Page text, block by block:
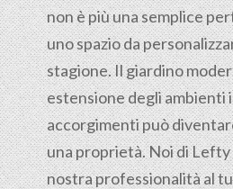
non è più una semplice
uno spazio da
stagione. Il giardino
estensione degli ambienti
accorgimenti può
una proprietà. Noi di
nostra professionalità al